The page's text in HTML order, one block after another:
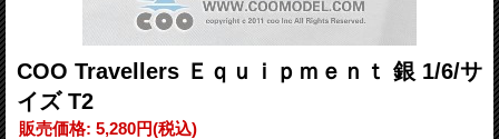
COO Travellers Ｅｑｕｉｐｍｅｎｔ 銀 1/6/サ
イズ T2
販売価格: 5,280円(税込)